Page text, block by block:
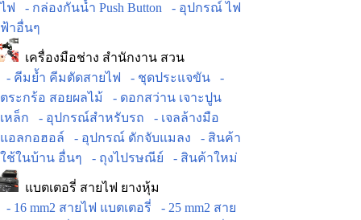
ไฟ
- กล่องกันน้ำ Push Button
- อุปกรณ์ ไฟ
ฟ้าอื่นๆ
เครื่องมือช่าง สำนักงาน สวน
- คีมย้ำ คีมตัดสายไฟ
- ชุดประแจขัน
-
ตระกร้อ สอยผลไม้
- ดอกสว่าน เจาะปูน
เหล็ก
- อุปกรณ์สำหรับรถ
- เจลล้างมือ
แอลกอฮอล์
- อุปกรณ์ ดักจับแมลง
- สินค้า
ใช้ในบ้าน อื่นๆ
- ถุงไปรษณีย์ - สินค้าใหม่
แบตเตอรี่ สายไฟ ยางหุ้ม
- 16 mm2 สายไฟ แบตเตอรี่
- 25 mm2 สาย